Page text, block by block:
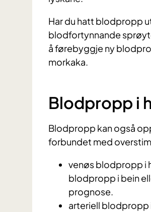
Har du hatt blodpropp
blodfortynnande
å førebyggje ny
morkaka.
Blodpropp i
Blodpropp kan også
forbundet med
venøs blodpropp i
blodpropp i bein
prognose.
arteriell blodpropp